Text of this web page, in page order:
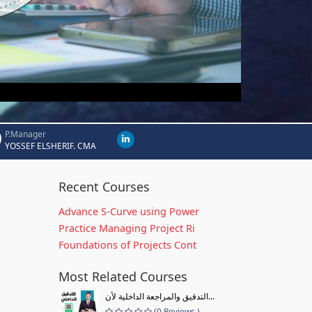
P.Manager
YOSSEF ELSHERIF. CMA
Recent Courses
Advance S-Curve using Power
Practice Managing Project Ri
Foundations of Projects Cont
Most Related Courses
التدقيق والمراجعة الداخلية لأن...